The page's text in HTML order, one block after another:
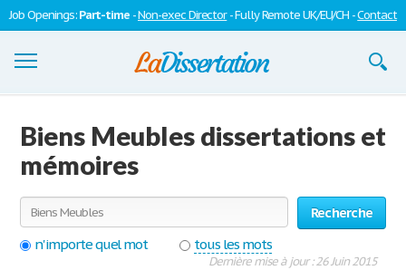
Job Openings:Part-time -Non-exec Director- Fully Remote UK/EU/CH -Contact
S'inscrire
Se connecter
Contactez-nous
Biens Meubles dissertations et
mémoires
Recherche
n'importe quel mot
tous les mots
Dernière mise à jour : 26 Juin 2015